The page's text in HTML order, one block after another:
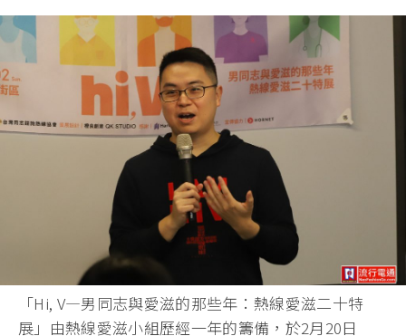
「Hi, V—男同志與愛滋的那些年：熱線愛滋二十特
展」由熱線愛滋小組歷經一年的籌備，於2月20日